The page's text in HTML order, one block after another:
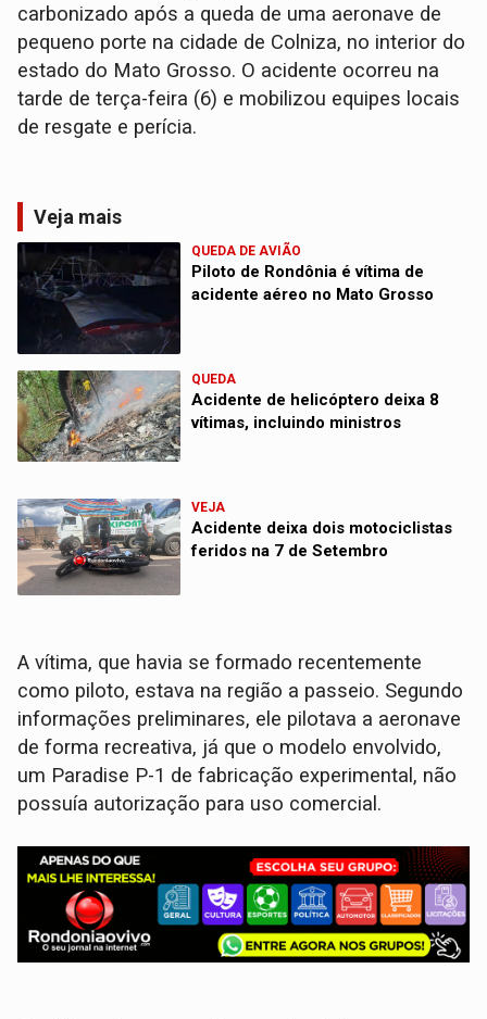
carbonizado após a queda de uma aeronave de
pequeno porte na cidade de Colniza, no interior do
estado do Mato Grosso. O acidente ocorreu na
tarde de terça-feira (6) e mobilizou equipes locais
de resgate e perícia.
Veja mais
QUEDA DE AVIÃO
Piloto de Rondônia é vítima de
acidente aéreo no Mato Grosso
QUEDA
Acidente de helicóptero deixa 8
vítimas, incluindo ministros
VEJA
Acidente deixa dois motociclistas
feridos na 7 de Setembro
A vítima, que havia se formado recentemente
como piloto, estava na região a passeio. Segundo
informações preliminares, ele pilotava a aeronave
de forma recreativa, já que o modelo envolvido,
um Paradise P-1 de fabricação experimental, não
possuía autorização para uso comercial.